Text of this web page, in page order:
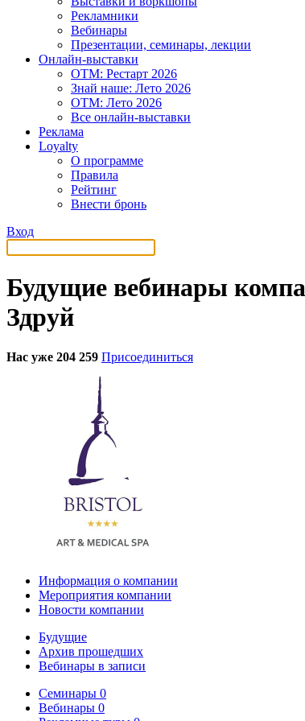
Рекламники
Вебинары
Презентации, семинары, лекции
Онлайн-выставки
OTM: Рестарт 2026
Знай наше: Лето 2026
OTM: Лето 2026
Все онлайн-выставки
Реклама
Loyalty
О программе
Правила
Рейтинг
Внести бронь
Вход
Будущие вебинары
Здруй
Нас уже 204 259 Присоединиться
Информация о компании
Мероприятия компании
Новости компании
Будущие
Архив прошедших
Вебинары в записи
Семинары 0
Вебинары 0